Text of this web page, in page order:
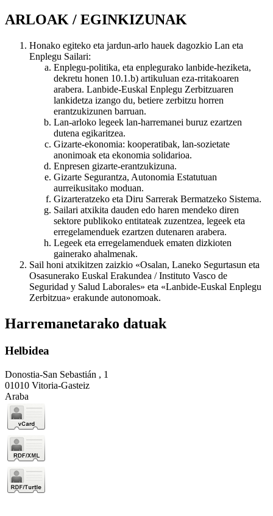
ARLOAK / EGINKIZUNAK
Honako egiteko eta jardun-arlo hauek dagozkio Lan eta
Enplegu Sailari:
Enplegu-politika, eta enplegurako lanbide-heziketa,
dekretu honen 10.1.b) artikuluan eza-rritakoaren
arabera. Lanbide-Euskal Enplegu Zerbitzuaren
lankidetza izango du, betiere zerbitzu horren
erantzukizunen barruan.
Lan-arloko legeek lan-harremanei buruz ezartzen
dutena egikaritzea.
Gizarte-ekonomia: kooperatibak, lan-sozietate
anonimoak eta ekonomia solidarioa.
Enpresen gizarte-erantzukizuna.
Gizarte Segurantza, Autonomia Estatutuan
aurreikusitako moduan.
Gizarteratzeko eta Diru Sarrerak Bermatzeko Sistema.
Sailari atxikita dauden edo haren mendeko diren
sektore publikoko entitateak zuzentzea, legeek eta
erregelamenduek ezartzen dutenaren arabera.
Legeek eta erregelamenduek ematen dizkioten
gainerako ahalmenak.
Sail honi atxikitzen zaizkio «Osalan, Laneko Segurtasun eta
Osasunerako Euskal Erakundea / Instituto Vasco de
Seguridad y Salud Laborales» eta «Lanbide-Euskal Enplegu
Zerbitzua» erakunde autonomoak.
Harremanetarako datuak
Helbidea
Donostia-San Sebastián , 1
01010 Vitoria-Gasteiz
Araba